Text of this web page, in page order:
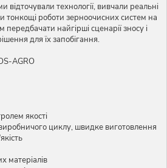
відточували технології, вивчали реальні
тонкощі роботи зерноочисних систем на
найгірші сценарії зносу і
для їх запобігання.
AGRO
якості
циклу, швидке виготовлення
матеріалів